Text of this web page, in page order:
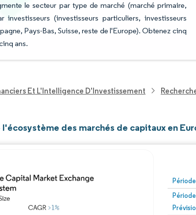
le secteur par type de marché (marché primaire,
(investisseurs particuliers, investisseurs
Pays-Bas, Suisse, reste de l'Europe). Obtenez cinq
ans.
Et L'Intelligence D'Investissement
des marchés de capitaux en